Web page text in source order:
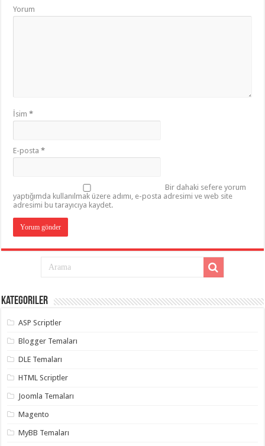
Yorum
İsim*
E-posta*
Bir dahaki sefere yorum
yaptığımda kullanılmak üzere adımı, e-posta adresimi ve web site
adresimi bu tarayıcıya kaydet.
Kategoriler
ASP Scriptler
Blogger Temaları
DLE Temaları
HTML Scriptler
Joomla Temaları
Magento
MyBB Temaları